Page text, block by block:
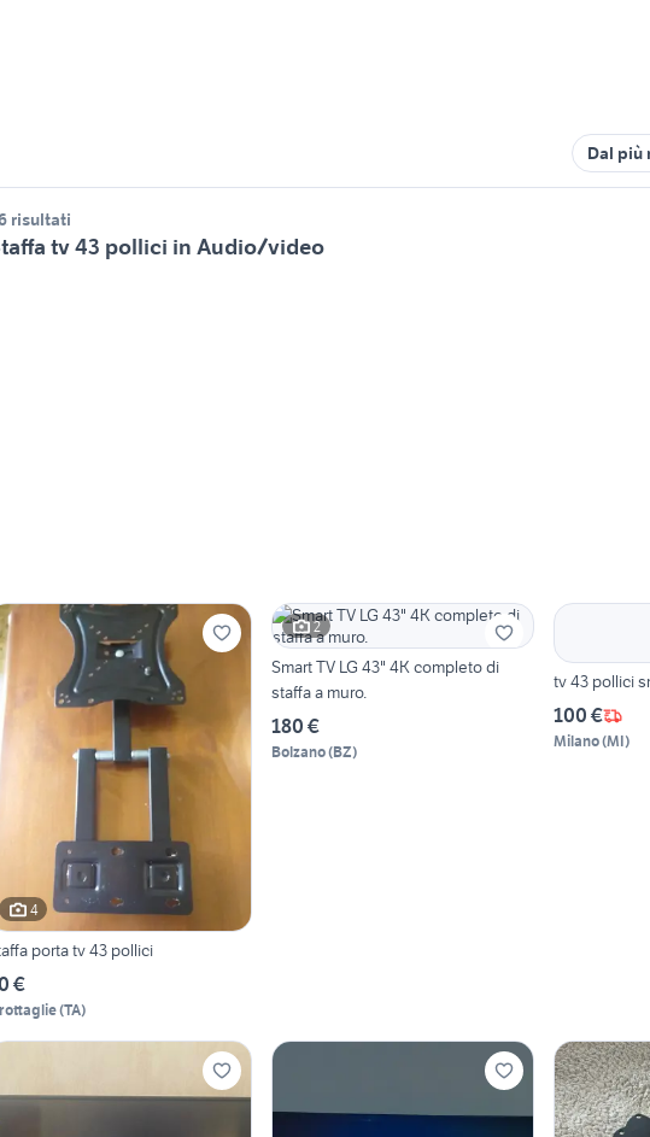
Dal più
risultati
tv 43 pollici in Audio/video
4
porta tv 43 pollici
€
(TA)
2
Smart TV LG 43" 4K completo di
staffa a muro.
180 €
Bolzano(BZ)
tv 43 pollici
100 €
Milano(MI)